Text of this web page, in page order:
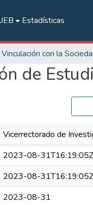
Estadísticas
de
Vicerrectorado de
2023-08-31T16:19:05Z
2023-08-31T16:19:05Z
2023-08-31